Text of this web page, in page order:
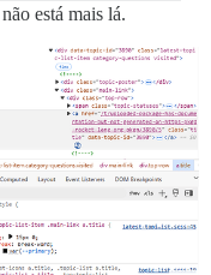
não está mais lá.